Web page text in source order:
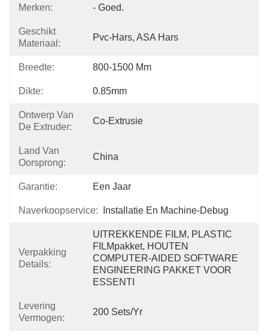
Merken: - Goed.
Geschikt
Materiaal:
Pvc-Hars, ASA Hars
Breedte: 800-1500 Mm
Dikte: 0.85mm
Ontwerp Van
De Extruder:
Co-Extrusie
Land Van
Oorsprong:
China
Garantie: Een Jaar
Naverkoopservice: Installatie En Machine-Debug
Verpakking
Details:
UITREKKENDE FILM, PLASTIC
FILMpakket, HOUTEN
COMPUTER-AIDED SOFTWARE
ENGINEERING PAKKET VOOR
ESSENTI
Levering
Vermogen:
200 Sets/yr